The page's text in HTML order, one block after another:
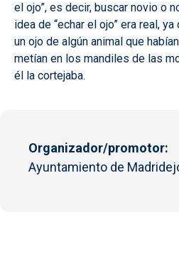
el ojo”, es decir, buscar novio o
idea de “echar el ojo” era real,
un ojo de algún animal que
metían en los mandiles de las
él la cortejaba.
Organizador/promotor
Ayuntamiento de